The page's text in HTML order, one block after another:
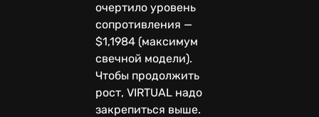
очертило уровень
сопротивления —
$1,1984 (максимум
свечной модели).
Чтобы продолжить
рост, VIRTUAL надо
закрепиться выше.